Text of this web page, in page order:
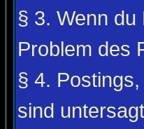
§ 3. Wenn
Problem des
§ 4.
sind